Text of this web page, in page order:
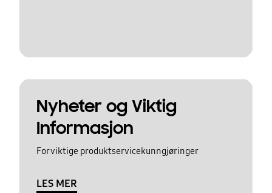
Nyheter og Viktig
Informasjon
For viktige produktservicekunngjøringer
LES MER